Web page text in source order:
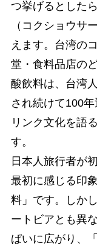
つ挙げるとした
（コクショウサ
えます。台湾の
堂・食料品店の
酸飲料は、台湾
され続けて100
リンク文化を語
す。
日本人旅行者が
最初に感じる印
料」です。しか
ートビアとも異
ぱいに広がり、